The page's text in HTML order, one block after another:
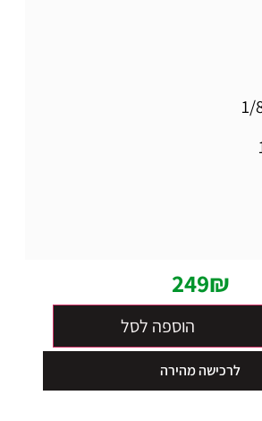
249₪
הוספה לסל
לרכישה מהירה